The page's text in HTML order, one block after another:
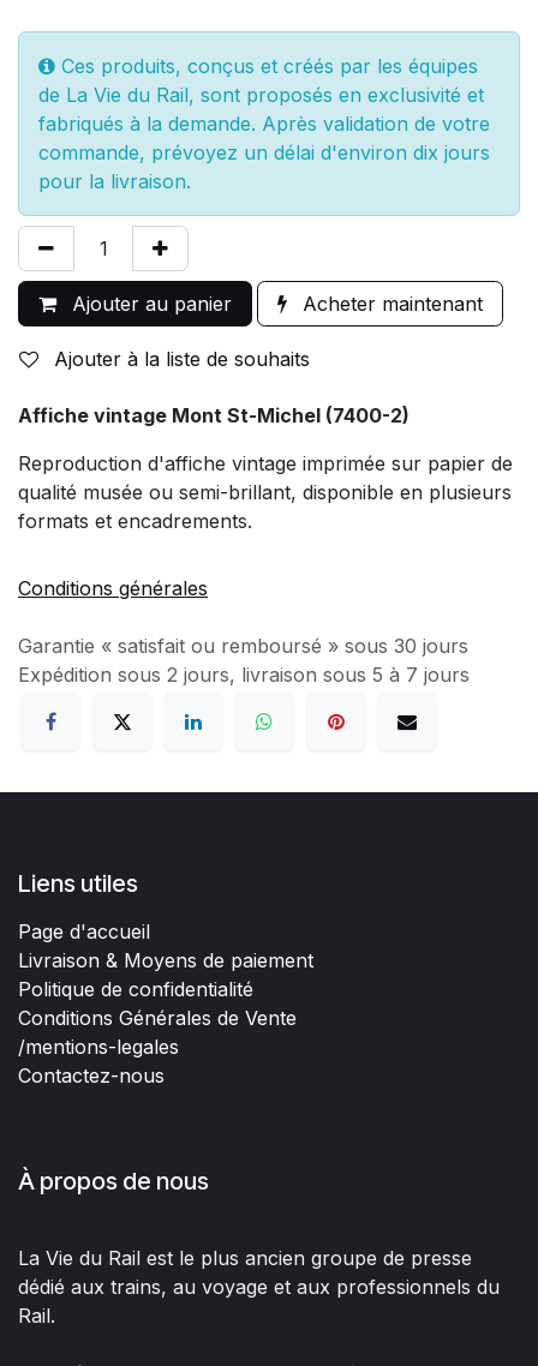
Ces produits, conçus et créés par les équipes
de La Vie du Rail, sont proposés en exclusivité et
fabriqués à la demande. Après validation de votre
commande, prévoyez un délai d'environ dix jours
pour la livraison.
Ajouter au panier Acheter maintenant
Ajouter à la liste de souhaits
Affiche vintage Mont St-Michel (7400-2)
Reproduction d'affiche vintage imprimée sur papier de
qualité musée ou semi-brillant, disponible en plusieurs
formats et encadrements.
Conditions générales
Garantie « satisfait ou remboursé » sous 30 jours
Expédition sous 2 jours, livraison sous 5 à 7 jours
Liens utiles
Page d'accueil
Livraison & Moyens de paiement
Politique de confidentialité
Conditions Générales de Vente
/mentions-legales
Contactez-nous
À propos de nous
La Vie du Rail est le plus ancien groupe de presse
dédié aux trains, au voyage et aux professionnels du
Rail.